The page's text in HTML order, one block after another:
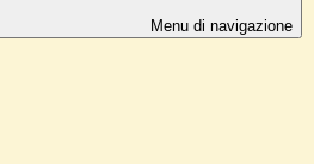
Menu di navigazione